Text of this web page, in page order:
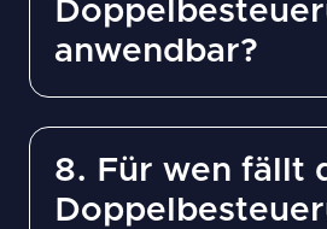
anwendbar?
8. Für wen fällt